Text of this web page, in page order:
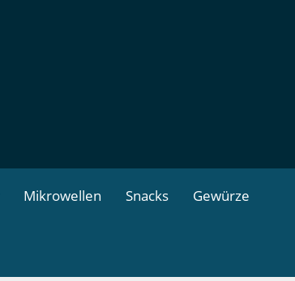
Mikrowellen Snacks Gewürze